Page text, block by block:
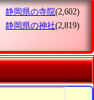
静岡県の寺院(2,602)
静岡県の神社(2,819)